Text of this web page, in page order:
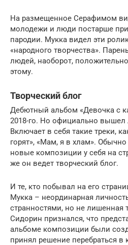
На размещенное Серафимом
молодежи и люди постарше
пародии. Мукка видел эти
«народного творчества».
людей, наоборот,
этому.
Творческий блог
Дебютный альбом «Девочка с
2018-го. Но официально вышел
Включает в себя такие треки,
горят», «Мам, я в хлам».
новые композиции у себя на
же он ведет творческий блог.
И те, кто побывал на его
Мукка – неординарная
странностями, но не лишенная
Сидорин признался, что
альбоме композиции были
принял решение перебраться в